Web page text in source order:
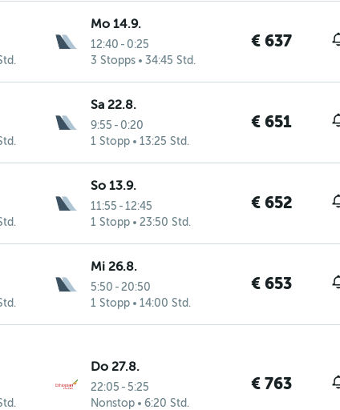
Mo 14.9.
12:40 - 0:25
3 Stopps
34:45 Std.
€ 637
Sa 22.8.
9:55 - 0:20
1 Stopp
13:25 Std.
€ 651
So 13.9.
11:55 - 12:45
1 Stopp
23:50 Std.
€ 652
Mi 26.8.
5:50 - 20:50
1 Stopp
14:00 Std.
€ 653
Do 27.8.
22:05 - 5:25
Nonstop
6:20 Std.
€ 763